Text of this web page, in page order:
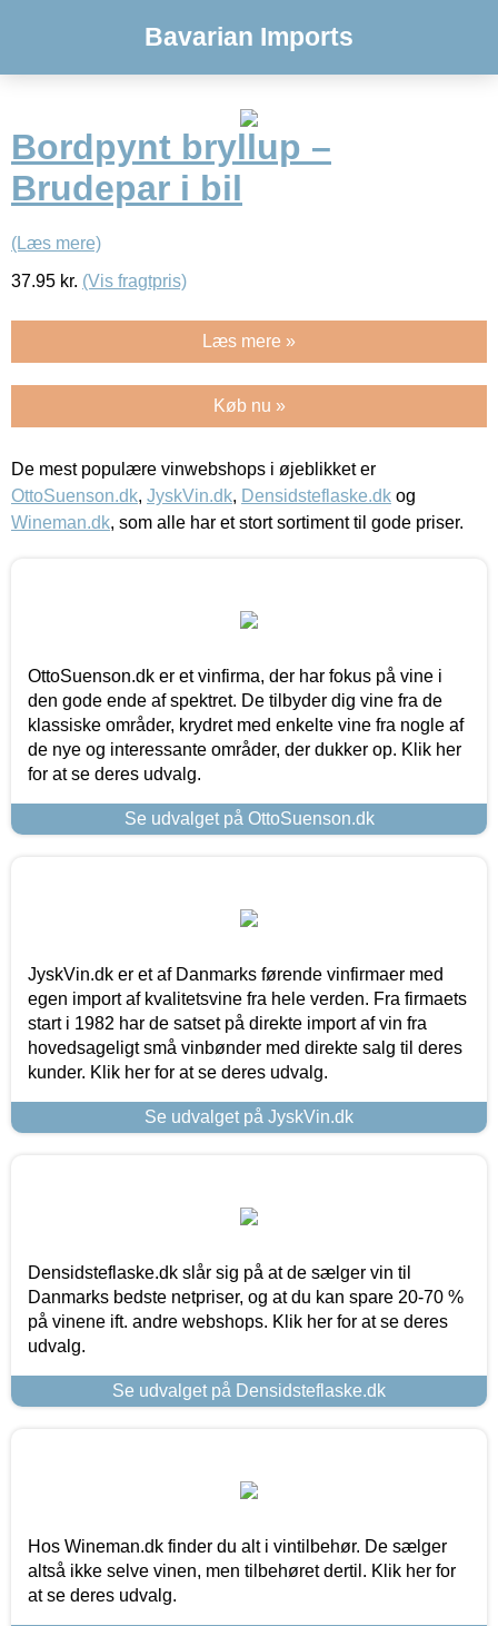
Bavarian Imports
Bordpynt bryllup –
Brudepar i bil
(Læs mere)
37.95 kr. (Vis fragtpris)
Læs mere »
Køb nu »
De mest populære vinwebshops i øjeblikket er
OttoSuenson.dk, JyskVin.dk, Densidsteflaske.dk og
Wineman.dk, som alle har et stort sortiment til gode priser.
OttoSuenson.dk er et vinfirma, der har fokus på vine i
den gode ende af spektret. De tilbyder dig vine fra de
klassiske områder, krydret med enkelte vine fra nogle af
de nye og interessante områder, der dukker op. Klik her
for at se deres udvalg.
Se udvalget på OttoSuenson.dk
JyskVin.dk er et af Danmarks førende vinfirmaer med
egen import af kvalitetsvine fra hele verden. Fra firmaets
start i 1982 har de satset på direkte import af vin fra
hovedsageligt små vinbønder med direkte salg til deres
kunder. Klik her for at se deres udvalg.
Se udvalget på JyskVin.dk
Densidsteflaske.dk slår sig på at de sælger vin til
Danmarks bedste netpriser, og at du kan spare 20-70 %
på vinene ift. andre webshops. Klik her for at se deres
udvalg.
Se udvalget på Densidsteflaske.dk
Hos Wineman.dk finder du alt i vintilbehør. De sælger
altså ikke selve vinen, men tilbehøret dertil. Klik her for
at se deres udvalg.